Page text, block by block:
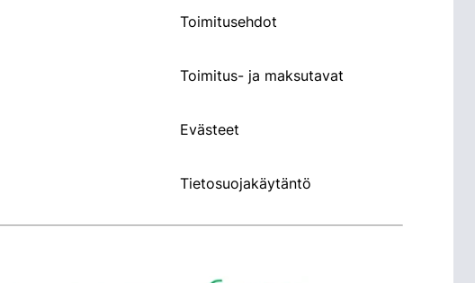
Toimitusehdot
Toimitus- ja maksutavat
Evästeet
Tietosuojakäytäntö